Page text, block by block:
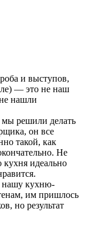
и выступов,
— это не наш
нашли
мы решили делать
он все
такой, как
Не
идеально
нашу кухню-
им пришлось
но результат